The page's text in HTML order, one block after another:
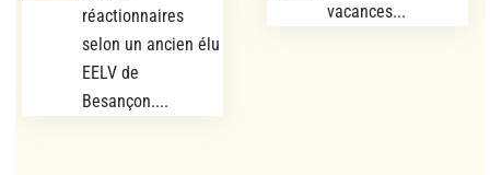
réactionnaires
selon un ancien élu
EELV de
Besançon....
vacances...